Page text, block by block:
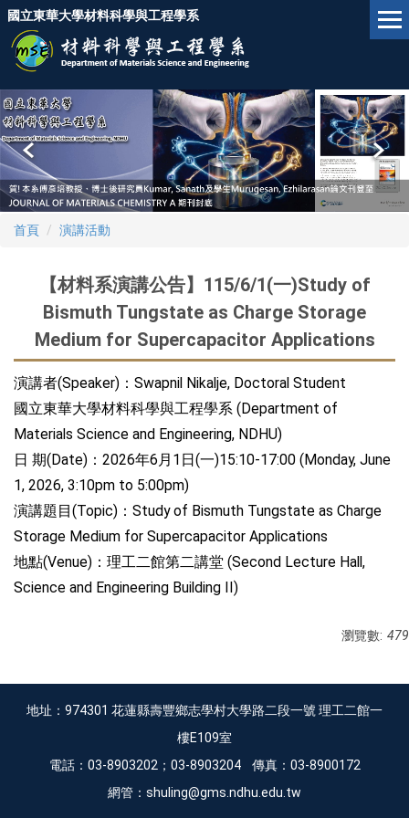
跳
到
主
要
內
容
區
國立東華大學材料科學與工程學系
首頁 演講活動
【材料系演講公告】115/6/1(一)Study of
Bismuth Tungstate as Charge Storage
Medium for Supercapacitor Applications
演講者(Speaker)：Swapnil Nikalje, Doctoral Student
國立東華大學材料科學與工程學系 (Department of
Materials Science and Engineering, NDHU)
日 期(Date)：2026年6月1日(一)15:10-17:00 (Monday, June
1, 2026, 3:10pm to 5:00pm)
演講題目(Topic)：Study of Bismuth Tungstate as Charge
Storage Medium for Supercapacitor Applications
地點(Venue)：理工二館第二講堂 (Second Lecture Hall,
Science and Engineering Building II)
瀏覽數: 479
地址：974301 花蓮縣壽豐鄉志學村大學路二段一號 理工二館一
樓E109室
電話：03-8903202；03-8903204 傳真：03-8900172
網管：shuling@gms.ndhu.edu.tw